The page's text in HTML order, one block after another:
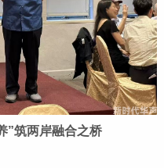
”筑两岸融合之桥